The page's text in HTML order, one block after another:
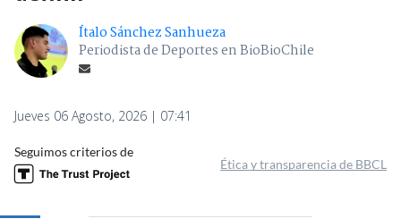
Ítalo Sánchez Sanhueza
Periodista de Deportes en BioBioChile
Jueves 06 Agosto, 2026 | 07:41
Seguimos criterios de
Ética y transparencia de BBCL